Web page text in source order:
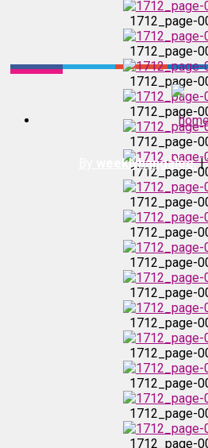
1712_page-
1712_page-
1712_page-
1712_page-
1712_page-
1712_page-
1712_page-
1712_page-
1712_page-
1712_page-
1712_page-
1712_page-
1712_page-
1712_page-
1712_page-
1712_page-
1712_page-
1712_page-
1712_page-
1712_page-
1712_page-
1712_page-
1712_page-
1712_page-
1712_page-
weeklybangalee.|